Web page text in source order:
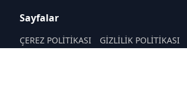
Sayfalar
ÇEREZ POLİTİKASI
GİZLİLİK POLİTİKASI